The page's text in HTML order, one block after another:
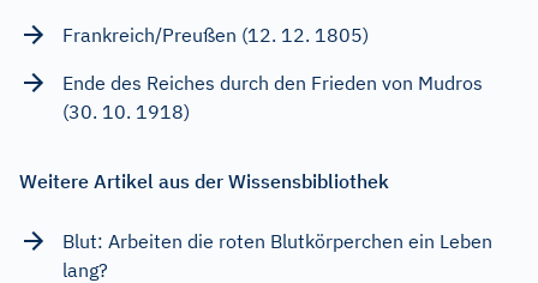
Frankreich/Preußen (12. 12. 1805)
Ende des Reiches durch den Frieden von Mudros
(30. 10. 1918)
Weitere Artikel aus der Wissensbibliothek
Blut: Arbeiten die roten Blutkörperchen ein Leben
lang?